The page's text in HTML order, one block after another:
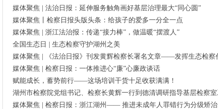
媒体聚焦 | 法治日报：延伸服务触角画好基层治理最大“同心圆”
媒体聚焦丨检察日报头版头条：给孩子的爱多一分全一点
媒体聚焦 | 浙江法治报：传递“接力棒”，做温暖“摆渡人”
全国生态日 | 生态检察守护湖州之美
媒体聚焦 | 《法治日报》刊发黄辉检察长署名文章——发挥生态检察
媒体聚焦 | 检察日报：一体推进心“廉”心廉政谈话
赋能成长，蓄势前行——这场培训干货十足收获满满！
湖州市检察院党组书记、检察长黄辉一行到德清调研指导基层检察
媒体聚焦 | 检察日报：浙江湖州—— 推进未成年人罪错行为分级矫治